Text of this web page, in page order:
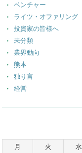
ベンチャー
ライツ・オファリング
投資家の皆様へ
未分類
業界動向
熊本
独り言
経営
月 火 水